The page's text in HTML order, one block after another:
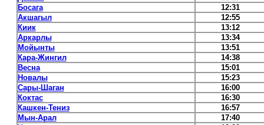
Босага
12:31
Акшагыл
12:55
Киик
13:12
Аркарлы
13:34
Мойынты
13:51
Кара-Жингил
14:38
Весна
15:01
Новалы
15:23
Сары-Шаган
16:00
Коктас
16:30
Кашкен-Тениз
16:57
Мын-Арал
17:40